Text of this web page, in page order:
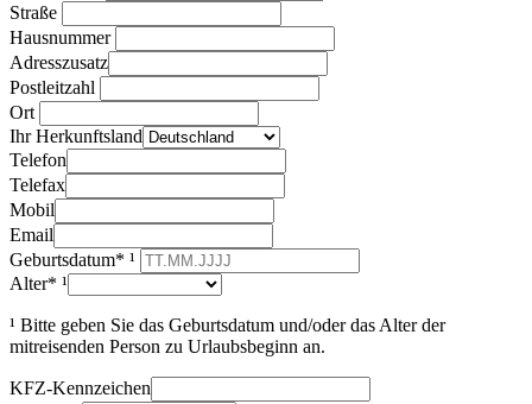
Straße
Hausnummer
Adresszusatz
Postleitzahl
Ort
Ihr Herkunftsland
Telefon
Telefax
Mobil
Email
Geburtsdatum* ¹
Alter* ¹
¹ Bitte geben Sie das Geburtsdatum und/oder das Alter der
mitreisenden Person zu Urlaubsbeginn an.
KFZ-Kennzeichen